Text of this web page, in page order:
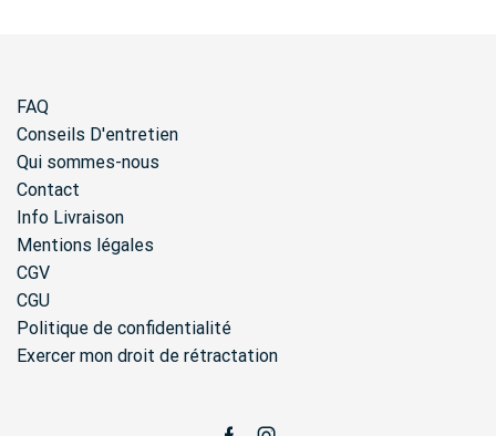
FAQ
Conseils D'entretien
Qui sommes-nous
Contact
Info Livraison
Mentions légales
CGV
CGU
Politique de confidentialité
Exercer mon droit de rétractation